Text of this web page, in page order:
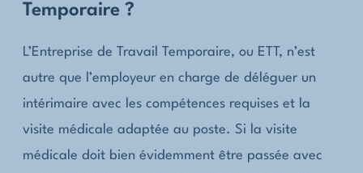
Temporaire ?
L’Entreprise de Travail Temporaire, ou ETT, n’est
autre que l’employeur en charge de déléguer un
intérimaire avec les compétences requises et la
visite médicale adaptée au poste. Si la visite
médicale doit bien évidemment être passée avec